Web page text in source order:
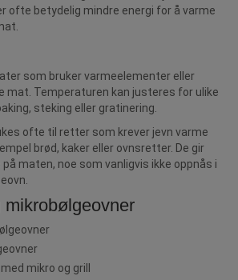
ofte betydelig mindre energi for å varme
som bruker varmeelementer eller
mat. Temperaturen kan justeres for ulike
steking eller gratinering.
ofte til retter som krever jevn varme
brød, kaker eller ovnsretter. De gir
maten, noe som vanligvis ikke oppnås i
mikrobølgeovner
mikro og grill